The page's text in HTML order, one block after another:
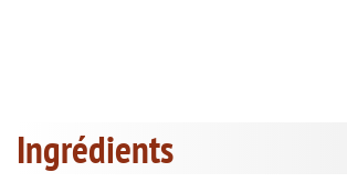
Ingrédients